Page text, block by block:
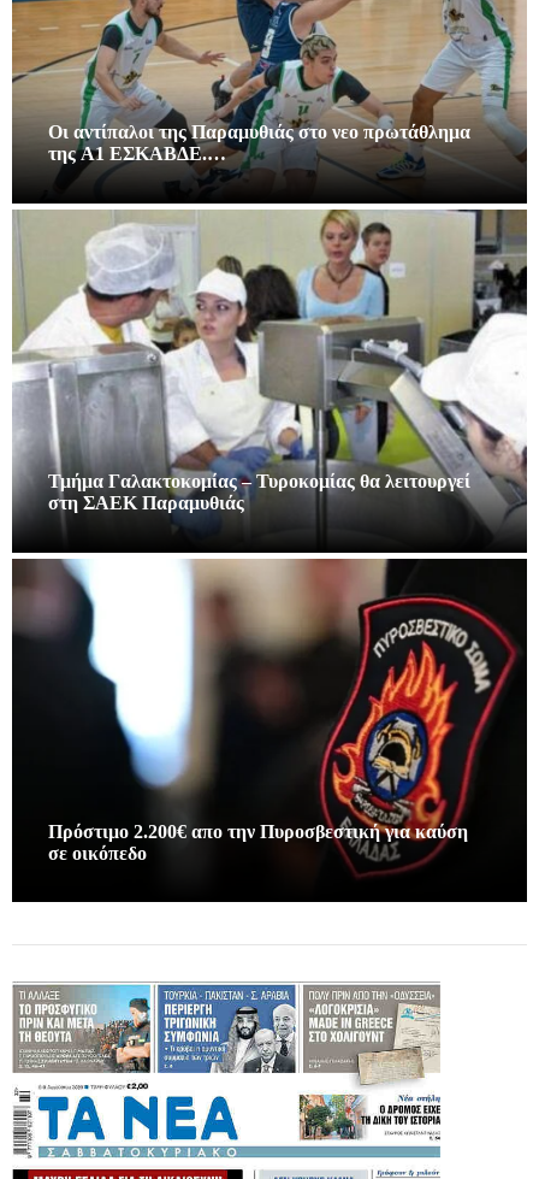
Οι αντίπαλοι της Παραμυθιάς στο νεο πρωτάθλημα
της A1 ΕΣΚΑΒΔΕ.…
Τμήμα Γαλακτοκομίας – Τυροκομίας θα λειτουργεί
στη ΣΑΕΚ Παραμυθιάς
Πρόστιμο 2.200€ απο την Πυροσβεστική για καύση
σε οικόπεδο